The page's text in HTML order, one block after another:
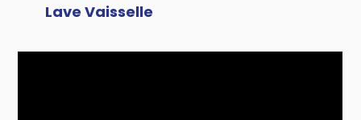
Lave Vaisselle